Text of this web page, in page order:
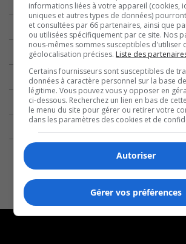
informations liées à votre appareil (cookies,
uniques et autres types de données)
et consultées par 66 partenaires, ainsi que
ou utilisées spécifiquement par ce site. Nos
nous-mêmes sommes susceptibles d'utiliser
géolocalisation précises. Liste des
Certains fournisseurs sont susceptibles de
données à caractère personnel sur la base
légitime. Vous pouvez vous y opposer en
ci-dessous. Recherchez un lien en bas de
le menu du site pour gérer ou retirer votre
dans les paramètres des cookies et de
Autoriser
Gérer vos préférences